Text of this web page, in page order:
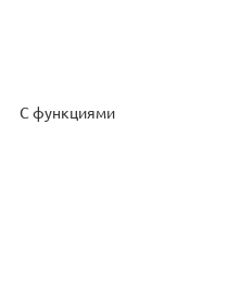
С функциями